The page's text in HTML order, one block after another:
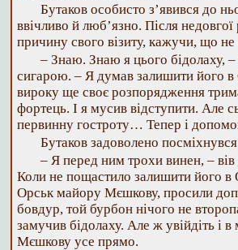
Бутаков особисто з’явився до
ввічливо й люб’язно. Після
причину свого візиту, кажучи, що
– Знаю. Знаю я цього бідолаху, –
сигарою. – Я думав залишити його
вироку ще своє розпорядження
фортець. І я мусив відступити. Але
первинну гостроту… Тепер і
Бутаков задоволено
– Я перед ним трохи винен, –
Коли не пощастило залишити його в
Орськ майору Мєшкову, просили
бовдур, той бурбон нічого не
замучив бідолаху. Але ж увійдіть і
Мєшкову усе прямо.